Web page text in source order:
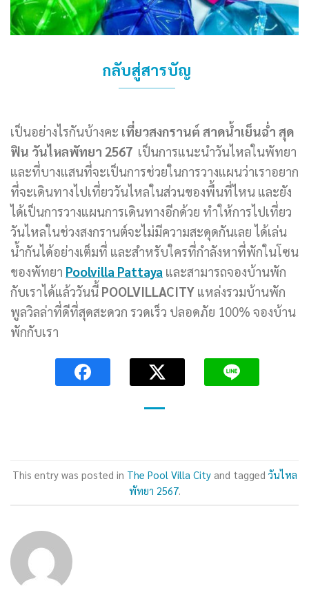
กลับสู่สารบัญ
เป็นอย่างไรกันบ้างคะ เที่ยวสงกรานต์ สาดน้ำเย็นฉ่ำ สุด
ฟิน วันไหลพัทยา 2567 เป็นการแนะนำวันไหลในพัทยา
และที่บางแสนที่จะเป็นการช่วยในการวางแผนว่าเราอยาก
ที่จะเดินทางไปเที่ยววันไหลในส่วนของพื้นที่ไหน และยัง
ได้เป็นการวางแผนการเดินทางอีกด้วย ทำให้การไปเที่ยว
วันไหลในช่วงสงกรานต์จะไม่มีความสะดุดกันเลย ได้เล่น
น้ำกันได้อย่างเต็มที่ และสำหรับใครที่กำลังหาที่พักในโซน
ของพัทยา Poolvilla Pattaya และสามารถจองบ้านพัก
กับเราได้แล้ววันนี้ POOLVILLACITY แหล่งรวมบ้านพัก
พูลวิลล่าที่ดีที่สุดสะดวก รวดเร็ว ปลอดภัย 100% จองบ้าน
พักกับเรา
This entry was posted in The Pool Villa Cityand tagged วันไหล
พัทยา 2567.